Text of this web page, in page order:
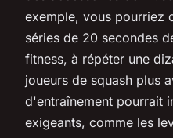
exemple, vous pourriez
séries de 20 secondes
fitness, à répéter une
joueurs de squash plus
d'entraînement pourrait
exigeants, comme les